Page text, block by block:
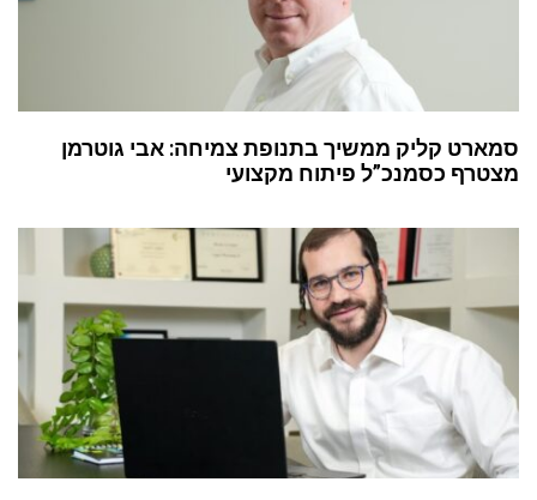
סמארט קליק ממשיך בתנופת צמיחה: אבי גוטרמן
מצטרף כסמנכ”ל פיתוח מקצועי